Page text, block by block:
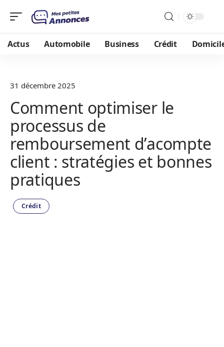
Actus Automobile Business Crédit
31 décembre 2025
Comment optimiser le
processus de
remboursement d’acompte
client : stratégies et bonnes
pratiques
Crédit